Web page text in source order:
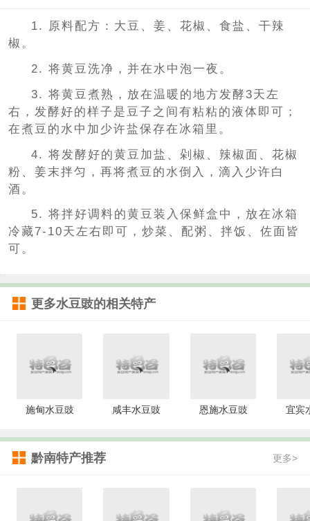
1. 原料配方：大豆、姜、花椒、食盐、干辣
椒。
2. 将黄豆洗净，并在水中泡一夜。
3. 将黄豆煮熟，放在温暖的地方发酵3天左
右，发酵好的样子是豆子之间有粘粘的液体即可；
在煮豆的水中加少许盐保存在冰箱里。
4. 将发酵好的黄豆加盐、剁椒、辣椒面、花椒
粉、姜末拌匀，再将煮豆的水倒入，滴入少许白
酒。
5. 将拌好调料的黄豆装入保鲜盒中，放在冰箱
冷藏7-10天左右即可，炒菜、配粥、拌饭、佐面皆
可。
更多水豆豉的相关特产
施甸水豆豉 咸丰水豆豉 恩施水豆豉 宜宾
黔南特产推荐 更多>